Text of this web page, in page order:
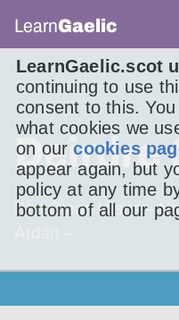
LearnGaelic.scot
continuing to use
consent to this.
what cookies we
on ourcookies
appear again, but
policy at any time
bottom of all our
LearnGaelic
Deirdre
Bha Clann Uisne –